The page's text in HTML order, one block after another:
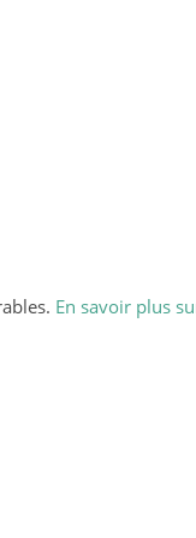
En savoir plus